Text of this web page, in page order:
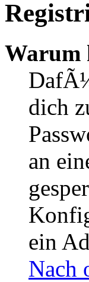
Warum
dich
an
ein
Nach